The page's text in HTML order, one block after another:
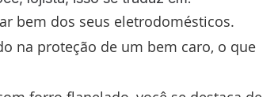
bem dos seus eletrodomésticos.
na proteção de um bem caro, o que